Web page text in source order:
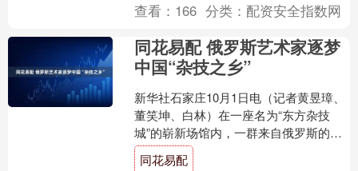
查看： 166 分类： 配资安全指数网
同花易配 俄罗斯艺术家逐梦
中国“杂技之乡”
新华社石家庄10月1日电（记者黄昱璋、
董笑坤、白林）在一座名为“东方杂技
城”的崭新场馆内，一群来自俄罗斯的女
子杂技演员身着民族服饰，借助跳板的
弹射力量，在高空中....
同花易配